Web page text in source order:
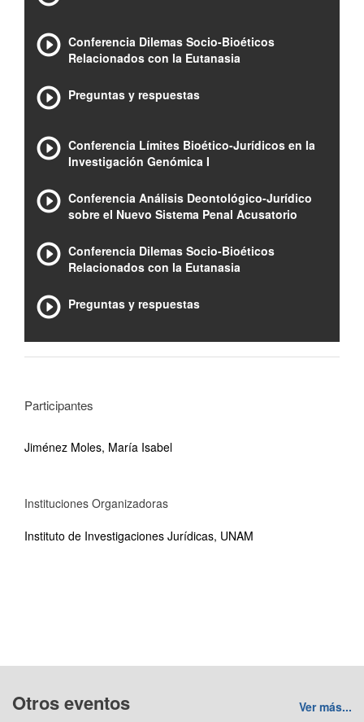
Conferencia Dilemas Socio-Bioéticos
Relacionados con la Eutanasia
Preguntas y respuestas
Conferencia Límites Bioético-Jurídicos en la
Investigación Genómica I
Conferencia Análisis Deontológico-Jurídico
sobre el Nuevo Sistema Penal Acusatorio
Conferencia Dilemas Socio-Bioéticos
Relacionados con la Eutanasia
Preguntas y respuestas
Participantes
Jiménez Moles, María Isabel
Instituciones Organizadoras
Instituto de Investigaciones Jurídicas, UNAM
Otros eventos Ver más...